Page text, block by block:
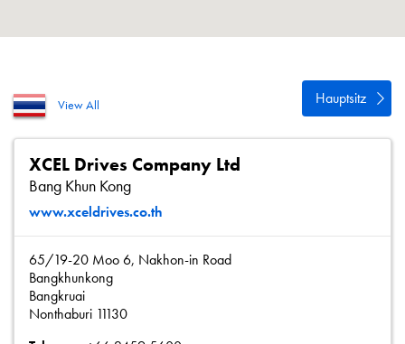
View All Hauptsitz
XCEL Drives Company Ltd
Bang Khun Kong
www.xceldrives.co.th
65/19-20 Moo 6, Nakhon-in Road
Bangkhunkong
Bangkruai
Nonthaburi 11130
Sitemap
Einloggen